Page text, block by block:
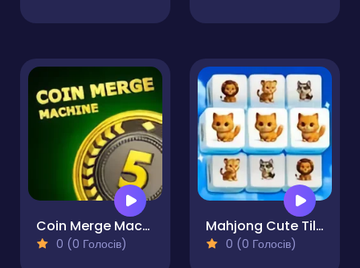
Coin Merge Machine
0 (0 Голосів)
Mahjong Cute Tiles
0 (0 Голосів)